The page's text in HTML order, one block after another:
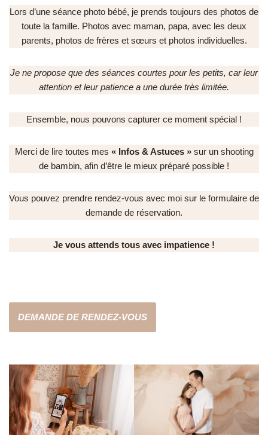
Lors d’une séance photo bébé, je prends toujours des photos de
toute la famille. Photos avec maman, papa, avec les deux
parents, photos de frères et sœurs et photos individuelles.
Je ne propose que des séances courtes pour les petits, car leur
attention et leur patience a une durée très limitée.
Ensemble, nous pouvons capturer ce moment spécial !
Merci de lire toutes mes « Infos & Astuces »sur un shooting
de bambin, afin d’être le mieux préparé possible !
Vous pouvez prendre rendez-vous avec moi sur le formulaire de
demande de réservation.
Je vous attends tous avec impatience !
DEMANDE DE RENDEZ-VOUS